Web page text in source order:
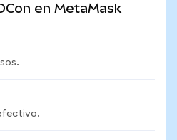
en MetaMask